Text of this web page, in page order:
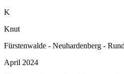
K
Knut
Fürstenwalde - Neuhardenberg -
April 2024